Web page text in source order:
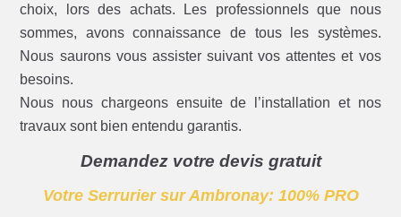
choix, lors des achats. Les professionnels que nous
sommes, avons connaissance de tous les systèmes.
Nous saurons vous assister suivant vos attentes et vos
besoins.
Nous nous chargeons ensuite de l’installation et nos
travaux sont bien entendu garantis.
Demandez votre devis gratuit
Votre Serrurier sur Ambronay: 100% PRO